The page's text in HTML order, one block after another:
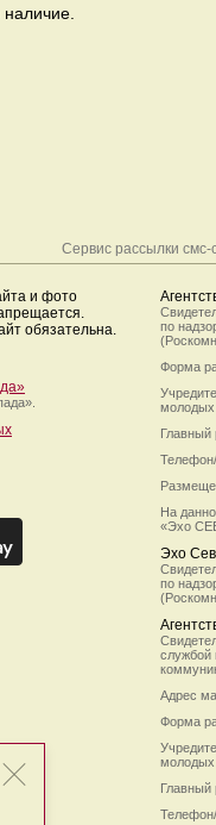
Сервис рассылки
и фото
обязательна.
по
Форма
молодых
Главный
На
«Эхо
Эхо
по
службой
Адрес
Форма
молодых
Главный